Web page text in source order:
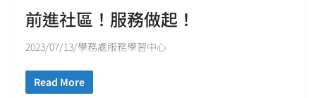
前進社區！服務做起！
2023/07/13/學務處服務學習中心
Read More